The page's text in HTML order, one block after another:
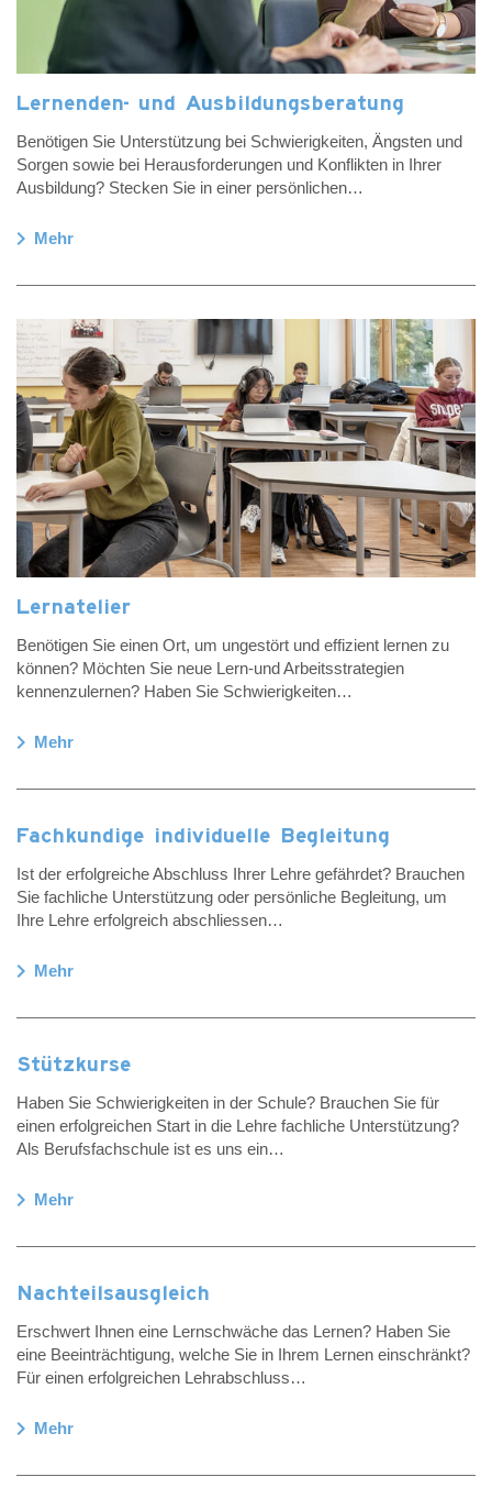
Lernenden- und Ausbildungsberatung
Benötigen Sie Unterstützung bei Schwierigkeiten, Ängsten und
Sorgen sowie bei Herausforderungen und Konflikten in Ihrer
Ausbildung? Stecken Sie in einer persönlichen…
chevron_right Mehr
Lernatelier
Benötigen Sie einen Ort, um ungestört und effizient lernen zu
können? Möchten Sie neue Lern-und Arbeitsstrategien
kennenzulernen? Haben Sie Schwierigkeiten…
chevron_right Mehr
Fachkundige individuelle Begleitung
Ist der erfolgreiche Abschluss Ihrer Lehre gefährdet? Brauchen
Sie fachliche Unterstützung oder persönliche Begleitung, um
Ihre Lehre erfolgreich abschliessen…
chevron_right Mehr
Stützkurse
Haben Sie Schwierigkeiten in der Schule? Brauchen Sie für
einen erfolgreichen Start in die Lehre fachliche Unterstützung?
Als Berufsfachschule ist es uns ein…
chevron_right Mehr
Nachteilsausgleich
Erschwert Ihnen eine Lernschwäche das Lernen? Haben Sie
eine Beeinträchtigung, welche Sie in Ihrem Lernen einschränkt?
Für einen erfolgreichen Lehrabschluss…
chevron_right Mehr